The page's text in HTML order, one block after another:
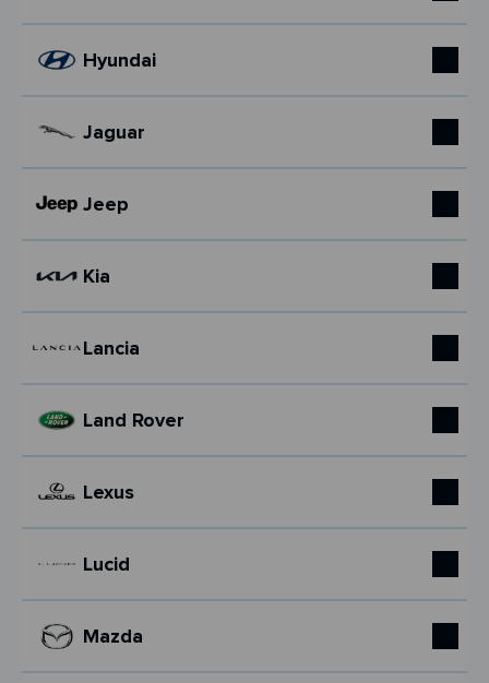
Hyundai
Jaguar
Jeep
Kia
Lancia
Land Rover
Lexus
Lucid
Mazda